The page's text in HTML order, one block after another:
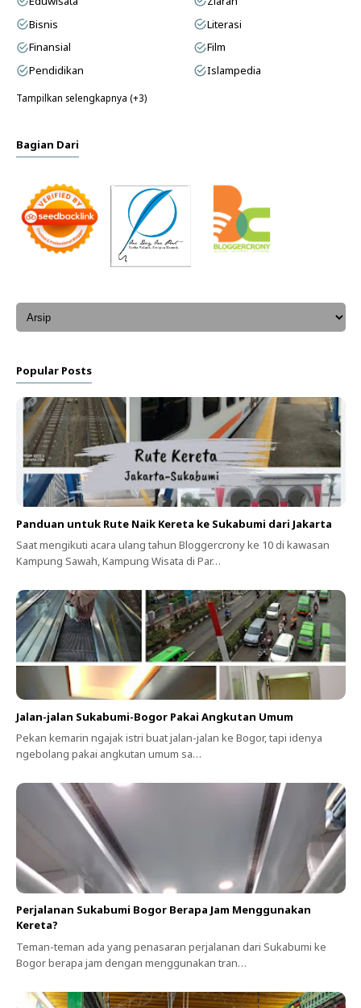
Bisnis
Literasi
Finansial
Film
Pendidikan
Islampedia
Tampilkan selengkapnya (+3)
Bagian Dari
Popular Posts
Panduan untuk Rute Naik Kereta ke Sukabumi dari Jakarta
Saat mengikuti acara ulang tahun Bloggercrony ke 10 di kawasan
Kampung Sawah, Kampung Wisata di Par…
Jalan-jalan Sukabumi-Bogor Pakai Angkutan Umum
Pekan kemarin ngajak istri buat jalan-jalan ke Bogor, tapi idenya
ngebolang pakai angkutan umum sa…
Perjalanan Sukabumi Bogor Berapa Jam Menggunakan
Kereta?
Teman-teman ada yang penasaran perjalanan dari Sukabumi ke
Bogor berapa jam dengan menggunakan tran…